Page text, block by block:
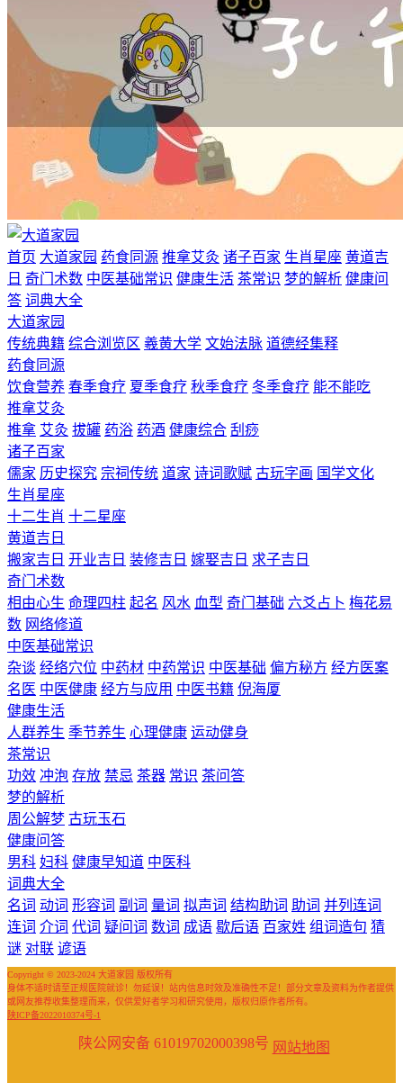
首页 大道家园 药食同源 推拿艾灸 诸子百家 生肖星座 黄道吉
日 奇门术数 中医基础常识 健康生活 茶常识 梦的解析 健康问
答 词典大全
大道家园
传统典籍 综合浏览区 羲黄大学 文始法脉 道德经集释
药食同源
饮食营养 春季食疗 夏季食疗 秋季食疗 冬季食疗 能不能吃
推拿艾灸
推拿 艾灸 拔罐 药浴 药酒 健康综合 刮痧
诸子百家
儒家 历史探究 宗祠传统 道家 诗词歌赋 古玩字画 国学文化
生肖星座
十二生肖 十二星座
黄道吉日
搬家吉日 开业吉日 装修吉日 嫁娶吉日 求子吉日
奇门术数
相由心生 命理四柱 起名 风水 血型 奇门基础 六爻占卜 梅花易
数 网络修道
中医基础常识
杂谈 经络穴位 中药材 中药常识 中医基础 偏方秘方 经方医案
名医 中医健康 经方与应用 中医书籍 倪海厦
健康生活
人群养生 季节养生 心理健康 运动健身
茶常识
功效 冲泡 存放 禁忌 茶器 常识 茶问答
梦的解析
周公解梦 古玩玉石
健康问答
男科 妇科 健康早知道 中医科
词典大全
名词 动词 形容词 副词 量词 拟声词 结构助词 助词 并列连词
连词 介词 代词 疑问词 数词 成语 歇后语 百家姓 组词造句 猜
谜 对联 谚语
Copyright © 2023-2024 大道家园 版权所有
身体不适时请至正规医院就诊！勿延误！站内信息时效及准确性不足！部分文章及资料为作者提供
或网友推荐收集整理而来，仅供爱好者学习和研究使用，版权归原作者所有。
陕ICP备2022010374号-1
陕公网安备 61019702000398号 网站地图